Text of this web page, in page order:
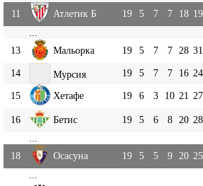
11
Атлетик Б 19 5 7 7 18 19
13
Мальорка 19 5 7 7 28 31
14
Мурсия 19 5 7 7 16 24
15
Хетафе 19 6 3 10 21 27
16 Бетис 19 5 6 8 20 28
18
Осасуна 19 5 5 9 20 25